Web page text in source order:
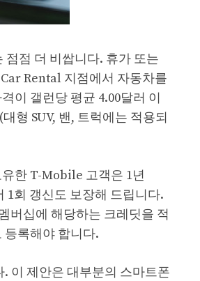
점 더 비쌉니다. 휴가 또는
Rental 지점에서 자동차를
이 갤런당 평균 4.00달러 이
형 SUV, 밴, 트럭에는 적용되
한 T-Mobile 고객은 1년
1회 갱신도 보장해 드립니다.
버십에 해당하는 크레딧을 적
록해야 합니다.
이 제안은 대부분의 스마트폰